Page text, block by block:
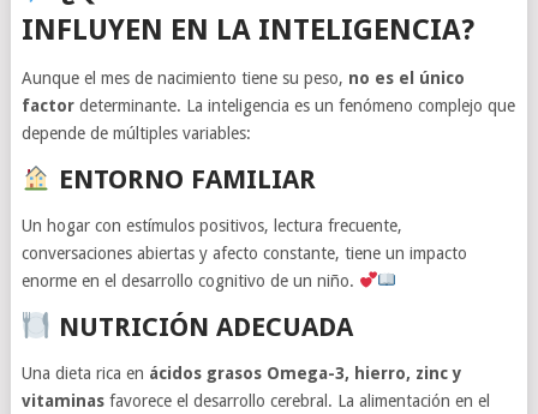
INFLUYEN EN LA INTELIGENCIA?
Aunque el mes de nacimiento tiene su peso, no es el único
factordeterminante. La inteligencia es un fenómeno complejo que
depende de múltiples variables:
ENTORNO FAMILIAR
Un hogar con estímulos positivos, lectura frecuente,
conversaciones abiertas y afecto constante, tiene un impacto
enorme en el desarrollo cognitivo de un niño.
NUTRICIÓN ADECUADA
Una dieta rica en ácidos grasos Omega-3, hierro, zinc y
vitaminasfavorece el desarrollo cerebral. La alimentación en el